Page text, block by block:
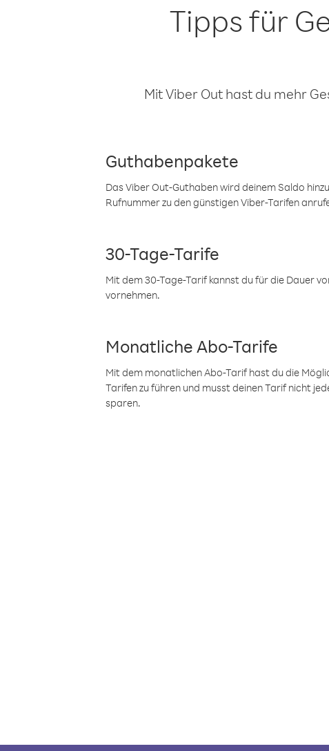
Tipps für
Mit Viber Out hast du mehr
Guthabenpakete
Das Viber Out-Guthaben wird deinem Saldo
Rufnummer zu den günstigen Viber-Tarifen
30-Tage-Tarife
Mit dem 30-Tage-Tarif kannst du für die Dauer
vornehmen.
Monatliche Abo-Tarife
Mit dem monatlichen Abo-Tarif hast du die
Tarifen zu führen und musst deinen Tarif nicht
sparen.